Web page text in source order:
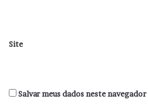
Site
Salvar meus dados neste